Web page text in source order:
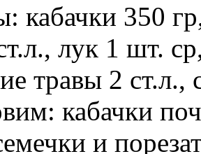
кабачки 350
лук 1 шт.
травы 2 ст.л.,
кабачки
и